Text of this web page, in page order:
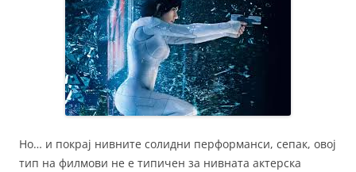
Но… и покрај нивните солидни перформанси, сепак, овој
тип на филмови не е типичен за нивната актерска